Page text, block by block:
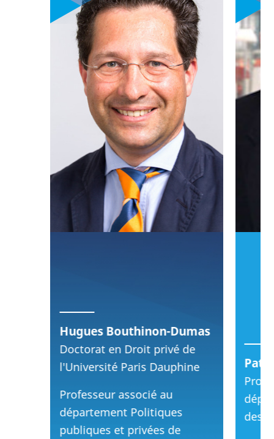
Hugues Bouthinon-Dumas
Doctorat en Droit privé de
l'Université Paris Dauphine
Professeur associé au
département Politiques
publiques et privées de
des